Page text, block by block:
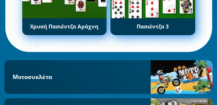
Χρυσή Πασιέντζα Αράχνη Πασιέντζα 3
Μοτοσυκλέτα